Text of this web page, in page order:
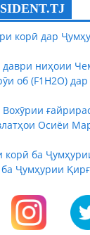
корӣ дар
ниҳоии
об (F1H2O)
Осиёи
корӣ ба
Ҷумҳурии